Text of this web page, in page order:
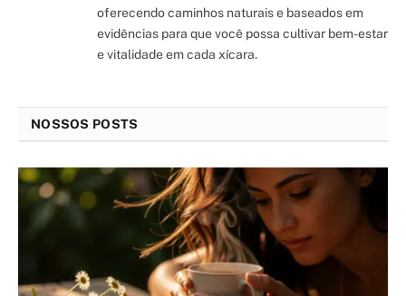
oferecendo caminhos naturais e baseados em
evidências para que você possa cultivar bem-estar
e vitalidade em cada xícara.
NOSSOS POSTS